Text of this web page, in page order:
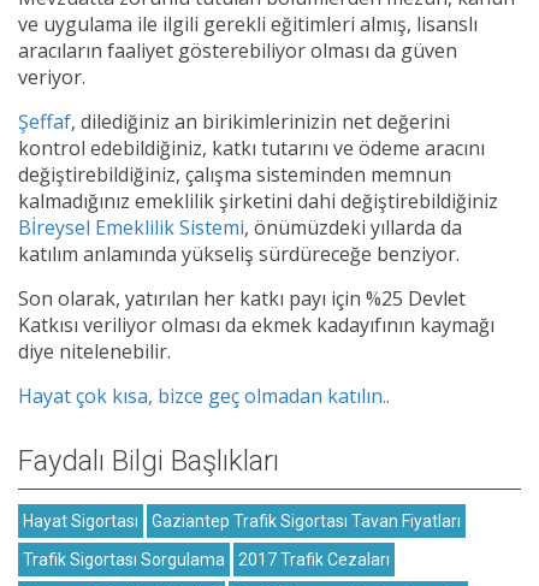
ve uygulama ile ilgili gerekli eğitimleri almış, lisanslı
aracıların faaliyet gösterebiliyor olması da güven
veriyor.
Şeffaf, dilediğiniz an birikimlerinizin net değerini
kontrol edebildiğiniz, katkı tutarını ve ödeme aracını
değiştirebildiğiniz, çalışma sisteminden memnun
kalmadığınız emeklilik şirketini dahi değiştirebildiğiniz
Bİreysel Emeklilik Sistemi, önümüzdeki yıllarda da
katılım anlamında yükseliş sürdüreceğe benziyor.
Son olarak, yatırılan her katkı payı için %25 Devlet
Katkısı veriliyor olması da ekmek kadayıfının kaymağı
diye nitelenebilir.
Hayat çok kısa, bizce geç olmadan katılın..
Faydalı Bilgi Başlıkları
Hayat Sigortası
Gaziantep Trafik Sigortası Tavan Fiyatları
Trafik Sigortası Sorgulama
2017 Trafik Cezaları